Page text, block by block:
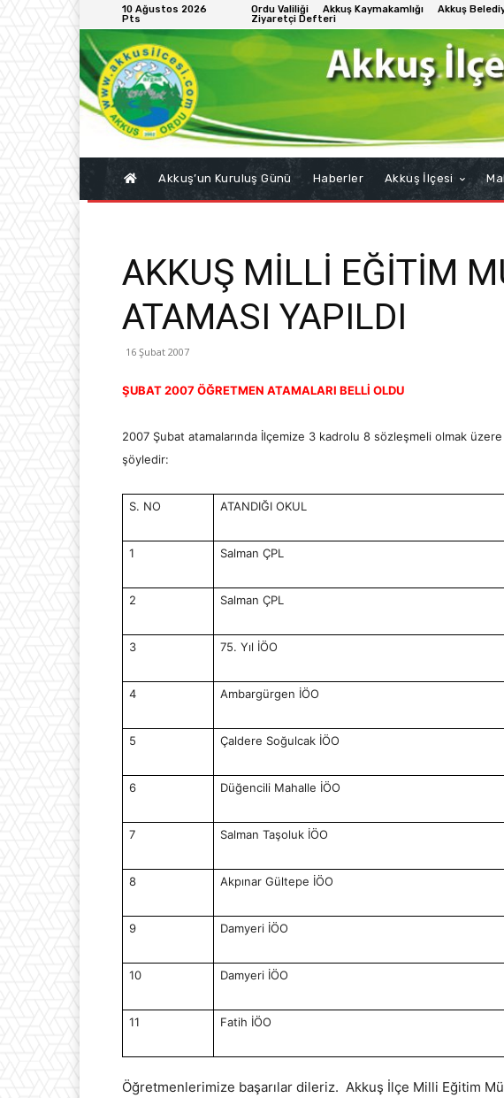
10 Ağustos 2026
Pts
Ordu Valiliği Akkuş Kaymakamlığı Akkuş
Ziyaretçi Defteri
Akkuş’un Kuruluş Günü Haberler Akkuş İlçesi
AKKUŞ MİLLİ EĞİTİM
ATAMASI YAPILDI
16 Şubat 2007
ŞUBAT 2007 ÖĞRETMEN ATAMALARI BELLİ OLDU
2007 Şubat atamalarında İlçemize 3 kadrolu 8 sözleşmeli olmak
şöyledir:
S. NO ATANDIĞI OKUL
1 Salman ÇPL
2 Salman ÇPL
3 75. Yıl İÖO
4 Ambargürgen İÖO
5 Çaldere Soğulcak İÖO
6 Düğencili Mahalle İÖO
7 Salman Taşoluk İÖO
8 Akpınar Gültepe İÖO
9 Damyeri İÖO
10 Damyeri İÖO
11 Fatih İÖO
Öğretmenlerimize başarılar dileriz. Akkuş İlçe Milli Eğitim